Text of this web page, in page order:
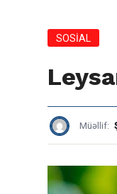
SOSİAL
Müəllif: